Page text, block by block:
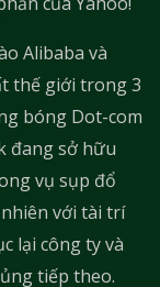
Alibaba và
thế giới trong 3
bóng Dot-com
đang sở hữu
vụ sụp đổ
với tài trí
lại công ty và
tiếp theo.